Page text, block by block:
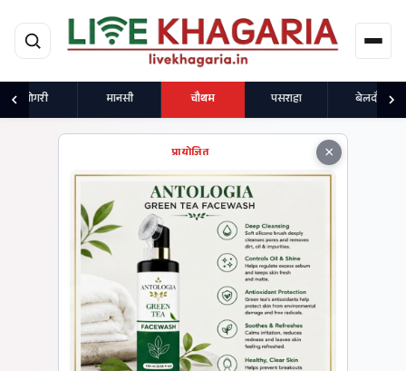
मुख्य सामग्री पर जाएं
गोगरी मानसी चौथम पसराहा बेलदौर
×
प्रायोजित